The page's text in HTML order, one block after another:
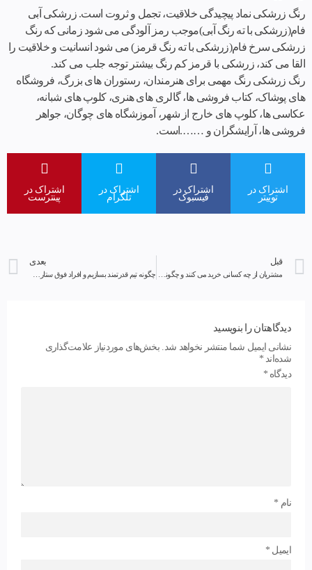
رنگ زرشکی نماد پیچیدگی خلاقیت، تجمل و ثروت است. زرشکی آبی
فام(زرشکی با ته رنگ آبی)موجب رمز آلودگی می شود زمانی که رنگ
زرشکی سرخ فام(زرشکی با ته رنگ قرمز) می شود انسانیت و خلاقیت را
القا می کند، زرشکی با قرمز کم رنگ بیشتر توجه جلب می کند.
رنگ زرشکی رنگ مهمی برای هنرمندان، رستوران های بزرگ، فروشگاه
های پوشاک، کتاب فروشی ها، گالری های هنری، کلوپ های شبانه،
عکاسی ها، کلوپ های خارج از شهر، آموزشگاه های چوگان، جواهر
فروشی ها، آرایشگران و …….است.
اشتراک در
توییتر
اشتراک در
فیسبوک
اشتراک در
تلگرام
اشتراک در
پینترست
قبل بعدی
دیدگاهتان را بنویسید
نشانی ایمیل شما منتشر نخواهد شد. بخش‌های موردنیاز علامت‌گذاری
شده‌اند*
دیدگاه*
نام *
ایمیل *